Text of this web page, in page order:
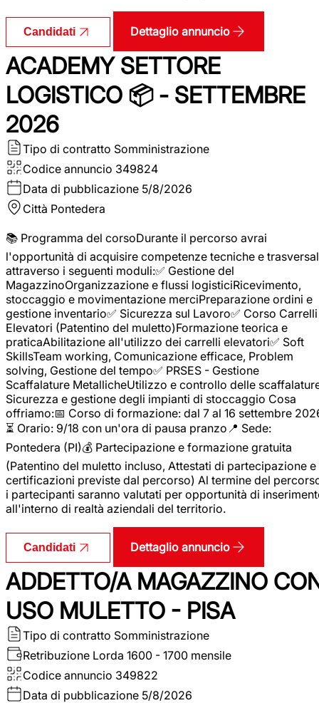
Candidati Dettaglio annuncio
ACADEMY SETTORE
LOGISTICO 📦 - SETTEMBRE
2026
Tipo di contratto Somministrazione
Codice annuncio 349824
Data di pubblicazione 5/8/2026
Città Pontedera
📚 Programma del corsoDurante il percorso avrai
l'opportunità di acquisire competenze tecniche e
attraverso i seguenti moduli:✅ Gestione del
MagazzinoOrganizzazione e flussi logisticiRicevimento,
stoccaggio e movimentazione merciPreparazione ordini e
gestione inventario✅ Sicurezza sul Lavoro✅ Corso Carrelli
Elevatori (Patentino del muletto)Formazione teorica e
praticaAbilitazione all'utilizzo dei carrelli elevatori✅ Soft
SkillsTeam working, Comunicazione efficace, Problem
solving, Gestione del tempo✅ PRSES - Gestione
Scaffalature MetallicheUtilizzo e controllo delle
Sicurezza e gestione degli impianti di stoccaggio Cosa
offriamo:📅 Corso di formazione: dal 7 al 16 settembre
⏳ Orario: 9/18 con un'ora di pausa pranzo📍 Sede:
Pontedera (PI)💰 Partecipazione e formazione gratuita
(Patentino del muletto incluso, Attestati di partecipazione e
certificazioni previste dal percorso) Al termine del
i partecipanti saranno valutati per opportunità di
all'interno di realtà aziendali del territorio.
Candidati Dettaglio annuncio
ADDETTO/A MAGAZZINO
USO MULETTO - PISA
Tipo di contratto Somministrazione
Retribuzione Lorda 1600 - 1700 mensile
Codice annuncio 349822
Data di pubblicazione 5/8/2026